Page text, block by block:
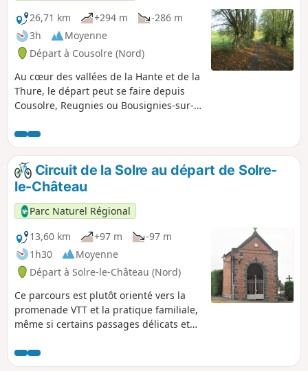
26,71 km
+294 m
-286 m
3h
Moyenne
Départ à Cousolre (Nord)
Au cœur des vallées de la Hante et de la
Thure, le départ peut se faire depuis
Cousolre, Reugnies ou Bousignies-sur-
Circuit de la Solre au départ de Solre-
le-Château
Parc Naturel Régional
13,60 km
+97 m
-97 m
1h30
Moyenne
Départ à Solre-le-Château (Nord)
Ce parcours est plutôt orienté vers la
promenade VTT et la pratique familiale,
même si certains passages délicats et
sportif.